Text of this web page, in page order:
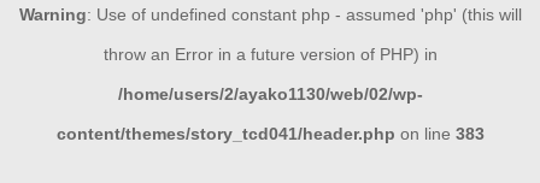
Warning: Use of undefined constant php - assumed 'php' (this will
throw an Error in a future version of PHP) in
/home/users/2/ayako1130/web/02/wp-
content/themes/story_tcd041/header.php on line 383